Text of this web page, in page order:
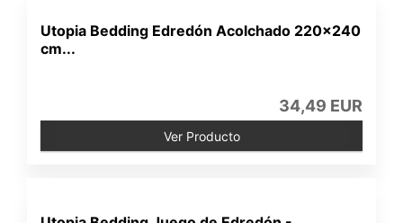
Utopia Bedding Edredón Acolchado 220x240
cm...
34,49 EUR
Ver Producto